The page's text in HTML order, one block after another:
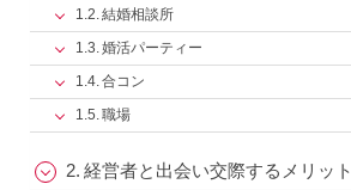
結婚相談所
婚活パーティー
合コン
職場
経営者と出会い交際するメリット